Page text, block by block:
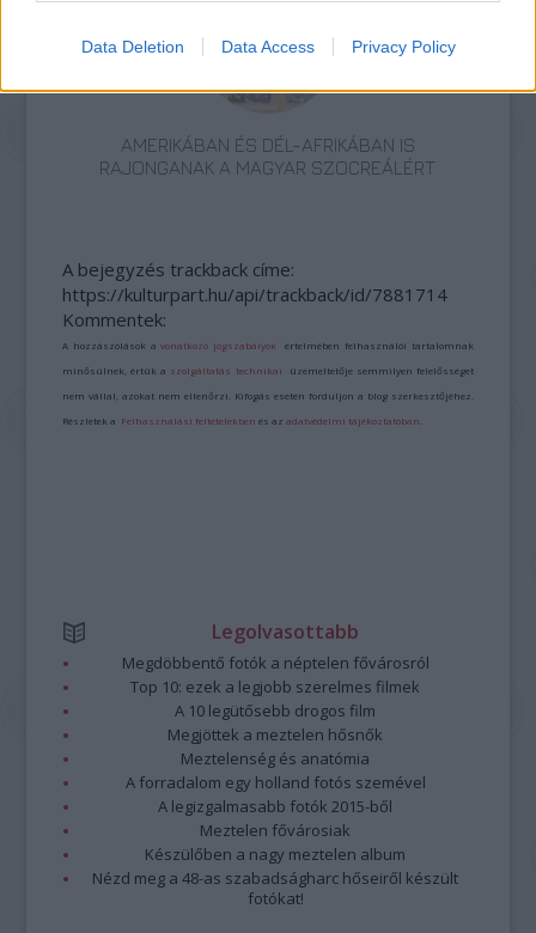
Data Deletion Data Access Privacy Policy
AMERIKÁBAN ÉS DÉL-AFRIKÁBAN IS
RAJONGANAK A MAGYAR SZOCREÁLÉRT
A bejegyzés trackback címe:
https://kulturpart.hu/api/trackback/id/7881714
Kommentek:
A hozzászólások avonatkozó jogszabályok értelmében felhasználói tartalomnak
minősülnek, értük a szolgáltatás technikai üzemeltetője semmilyen felelősséget
nem vállal, azokat nem ellenőrzi. Kifogás esetén forduljon a blog szerkesztőjéhez.
Részletek a Felhasználási feltételekben és azadatvédelmi tájékoztatóban
Legolvasottabb
Megdöbbentő fotók a néptelen fővárosról
Top 10: ezek a legjobb szerelmes filmek
A 10 legütősebb drogos film
Megjöttek a meztelen hősnők
Meztelenség és anatómia
A forradalom egy holland fotós szemével
A legizgalmasabb fotók 2015-ből
Meztelen fővárosiak
Készülőben a nagy meztelen album
Nézd meg a 48-as szabadságharc hőseiről készült
fotókat!